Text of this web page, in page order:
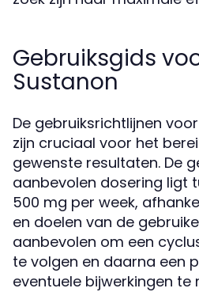
Gebruiksgids
Sustanon
De gebruiksrichtlijnen
zijn cruciaal voor het
gewenste resultaten. De
aanbevolen dosering ligt
500 mg per week,
en doelen van de
aanbevolen om een
te volgen en daarna een
eventuele bijwerkingen te